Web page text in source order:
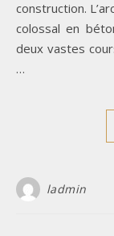
construction.
colossal en
deux vastes
…
ladmin